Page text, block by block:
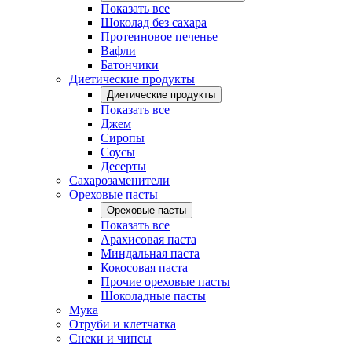
Показать все
Шоколад без сахара
Протеиновое печенье
Вафли
Батончики
Диетические продукты
Диетические продукты
Показать все
Джем
Сиропы
Соусы
Десерты
Сахарозаменители
Ореховые пасты
Ореховые пасты
Показать все
Арахисовая паста
Миндальная паста
Кокосовая паста
Прочие ореховые пасты
Шоколадные пасты
Мука
Отруби и клетчатка
Снеки и чипсы